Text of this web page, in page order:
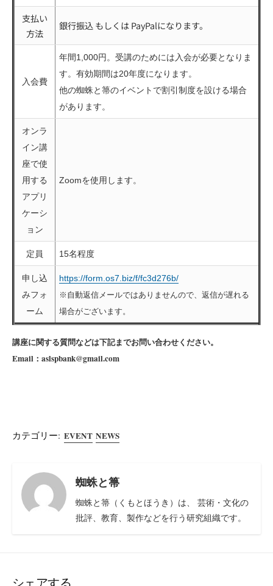
支払い
方法
銀行振込 もしくは PayPalになります。
入会費
年間1,000円。受講のためには入会が必要となりま
す。有効期間は20年度になります。
他の蜘蛛と箒のイベントで割引制度を設ける場合
があります。
オンラ
イン講
座で使
用する
アプリ
ケーシ
ョン
Zoomを使用します。
定員 15名程度
申し込
みフォ
ーム
https://form.os7.biz/f/fc3d276b/
※自動返信メールではありませんので、返信が遅れる
場合がございます。
講座に関する質問などは下記までお問い合わせください。
Email：aslspbank@gmail.com
カテゴリー: EVENT NEWS
蜘蛛と箒
蜘蛛と箒（くもとほうき）は、 芸術・文化の
批評、教育、製作などを行う研究組織です。
シェアする